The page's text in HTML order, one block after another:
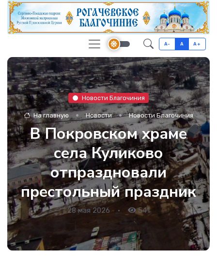
A- A A+
Новости Благочиния
На главную Новости Новости Благочиния
В Покровском храме
села Куликово
отпраздновали
престольный праздник
28 мая 2026 • 541